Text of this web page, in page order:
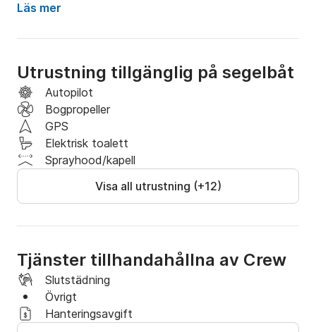
extremt lämpligt för både familjesemestrar och
Jeanneau SO 380 är en riktig seglare. Med den
vatten, men när kölen är på maximalt djup är detta
fartyg en mycket snabb, sportig och stabil seglare!
OBSERVERA ATT DETTA FARTYG INTE KAN
TÖMNAS!
Läs mer
Utrustning tillgänglig på segelbåt
Autopilot
Bogpropeller
GPS
Elektrisk toalett
Sprayhood/kapell
Visa all utrustning (+12)
Tjänster tillhandahållna av Crew
Slutstädning
Övrigt
Hanteringsavgift